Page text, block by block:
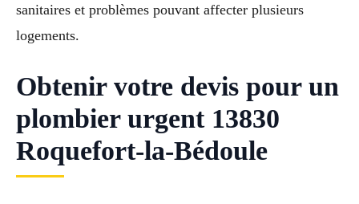
sanitaires et problèmes pouvant affecter plusieurs
logements.
Obtenir votre devis pour un
plombier urgent 13830
Roquefort-la-Bédoule